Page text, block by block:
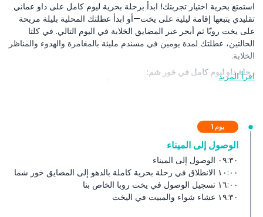
استمتع بحرية اختيار تجربتك! ابدأ برحلة بحرية ليوم كامل على داو عماني
تقليدي يتبعها إقامة ليلية على يخت—أو ابدأ عطلتك المحلية بليلة مريحة
على يخت روبّا ثم أبحر عبر المضايق الخلابة في اليوم التالي. في كلتا
الحالتين، عطلتك لمدة يومين في مسندم مليئة بالمغامرة والهدوء والمناظر
الخلابة.
رحلة داو ليوم كامل في خور شم:
اصعد على متن داو عماني مزخرف تقليديًا وأبحر عبر المضايق المدهشة
وسيبي للسباحة والاستمتاع بالغطس بين أسماك الشعب الملونة. استمتع
بغداء لذيذ على متن السفينة مع المشروبات الغازية والفواكه الطازجة
والشاي والقهوة أثناء استمتاعك بالأجواء الهادئة.
الإقامة الليلية على يخت روبّا:
مع غروب الشمس، انتقل إلى ملاذك العائم—يخت روبّا الفسيح الراسي
في خليج هادئ. اقضِ ليلتك في السباحة أو الغطس أو تجربة الصيد قبل أن
تتذوّق عشاء باربكيو مشوي طازج تحت النجوم. نم براحة في كبائن مكيفة
اقرأ المزيد
يوم 1
الوصول إلى الميناء
٠٩:٣٠ الوصول إلى الميناء
١٠:٠٠ الانطلاق في رحلة بحرية كاملة بالدهو إلى المضايق خور شما
١٦:٠٠ تسجيل الوصول في يخت روبا الخاص بنا
١٩:٣٠ عشاء شواء والمبيت في اليخت